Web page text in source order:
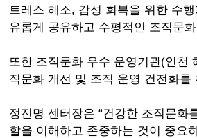
트레스 해소, 감성 회복을 위한 수
유롭게 공유하고 수평적인 조직문
또한 조직문화 우수 운영기관(인천
직문화 개선 및 조직 운영 건전화
정진명 센터장은 “건강한 조직문화
할을 이해하고 존중하는 것이 중요